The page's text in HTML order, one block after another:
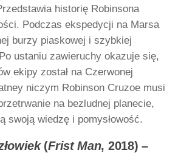
historię Robinsona
Podczas ekspedycji na Marsa
burzy piaskowej i szybkiej
ustaniu zawieruchy okazuje się,
ekipy został na Czerwonej
niczym Robinson Cruzoe musi
na bezludnej planecie,
swoją wiedzę i pomysłowość.
(Frist Man, 2018) –